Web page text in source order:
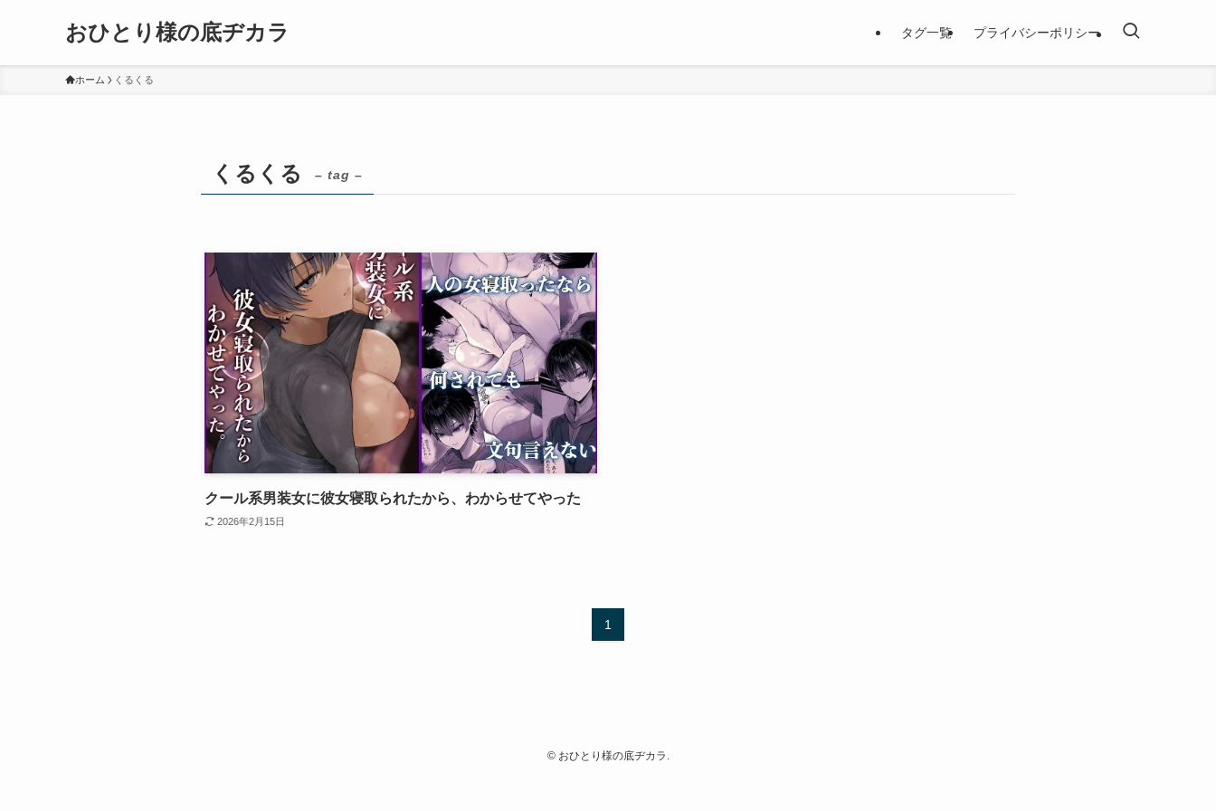
おひとり様の底ヂカラ タグ一覧 プライバシーポリシー
ホーム くるくる
くるくる – tag –
クール系男装女に彼女寝取られたから、わからせてやった
2026年2月15日
1
©おひとり様の底ヂカラ.